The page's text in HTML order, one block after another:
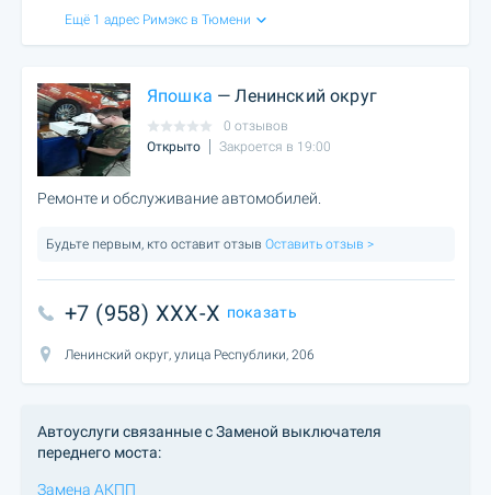
Ещё 1 адрес Римэкс в Тюмени
Япошка — Ленинский округ
0 отзывов
Открыто
Закроется в 19:00
Ремонте и обслуживание автомобилей.
Будьте первым, кто оставит отзыв Оставить отзыв >
+7 (958) XXX-X показать
Ленинский округ, улица Республики, 206
Автоуслуги связанные с Заменой выключателя
переднего моста:
Замена АКПП